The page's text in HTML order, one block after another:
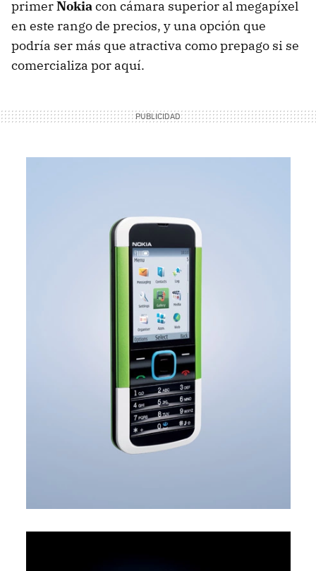
primerNokiacon cámara superior al megapíxel
en este rango de precios, y una opción que
podría ser más que atractiva como prepago si se
comercializa por aquí.